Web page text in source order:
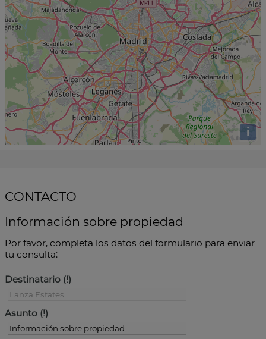
i
CONTACTO
Información sobre propiedad
Por favor, completa los datos del formulario para enviar
tu consulta:
Destinatario
Asunto